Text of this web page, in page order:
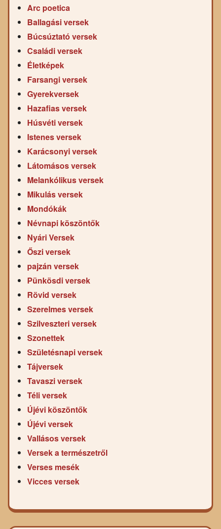
Arc poetica
Ballagási versek
Búcsúztató versek
Családi versek
Életképek
Farsangi versek
Gyerekversek
Hazafias versek
Húsvéti versek
Istenes versek
Karácsonyi versek
Látomásos versek
Melankólikus versek
Mikulás versek
Mondókák
Névnapi köszöntők
Nyári Versek
Őszi versek
pajzán versek
Pünkösdi versek
Rövid versek
Szerelmes versek
Szilveszteri versek
Szonettek
Születésnapi versek
Tájversek
Tavaszi versek
Téli versek
Újévi köszöntők
Újévi versek
Vallásos versek
Versek a természetről
Verses mesék
Vicces versek